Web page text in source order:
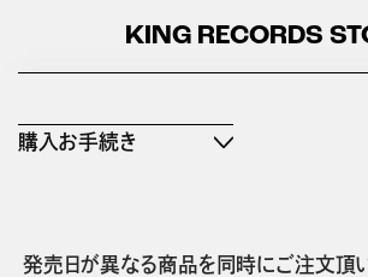
KING RECORDS
購入お手続き
発売日が異なる商品を同時にご注文頂